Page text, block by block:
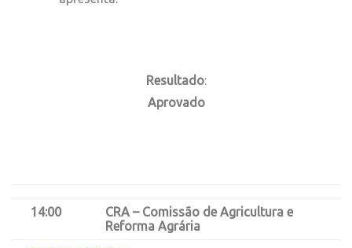
Resultado:
Aprovado
14:00
CRA – Comissão de Agricultura e
Reforma Agrária